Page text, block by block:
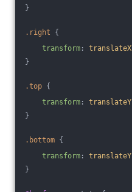
}
.right {
transform : translateX
}
.top {
transform : translateY
}
.bottom {
transform : translateY
}